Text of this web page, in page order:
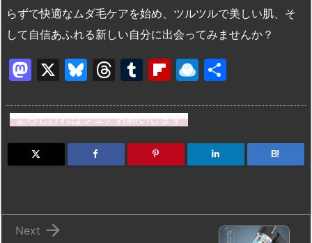
らずで快適なムダ毛ケアを始め、ツルツルで美しい肌、そ
して自信あふれる新しい自分に出会ってみませんか？
M
st
o
d
X
Bl
e
s
k
T
e
a
d
T
m
bl
r
Fl
b
o
ar
R
n
dr
o
よろしければシェアお願いします
B!

Next